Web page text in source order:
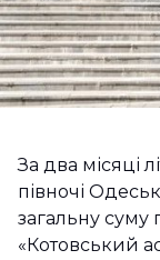
За два місяці
півночі
загальну суму
«Котовський